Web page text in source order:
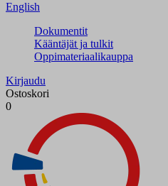
English
Dokumentit
Kääntäjät ja tulkit
Oppimateriaalikauppa
Kirjaudu
Ostoskori
0